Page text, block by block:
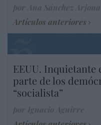
Artículos anteriores
EEUU. Inquietante
parte de los
“socialista”